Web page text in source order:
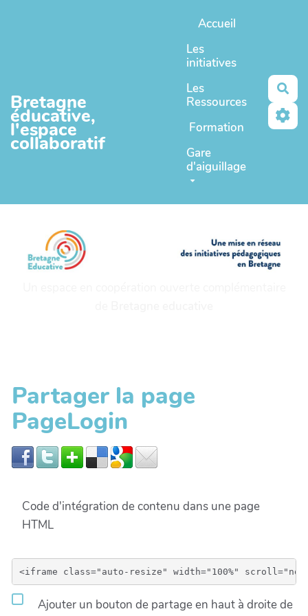
Bretagne
éducative,
l'espace
collaboratif
Accueil
Les
initiatives
Les
Ressources
Formation
Gare
d'aiguillage
Partager la page
PageLogin
Code d'intégration de contenu dans une page
HTML
Ajouter un bouton de partage en haut à droite de